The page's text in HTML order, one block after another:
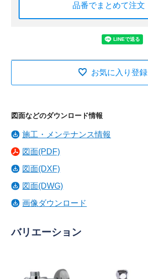
品番でまとめて注文
お気に入り登録
図面などのダウンロード情報
施工・メンテナンス情報
図面(PDF)
図面(DXF)
図面(DWG)
画像ダウンロード
バリエーション